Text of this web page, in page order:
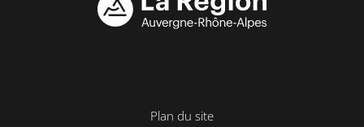
Plan du site